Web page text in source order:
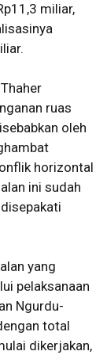
miliar,
ruas
oleh
horizontal
ini sudah
yang
pelaksanaan
Ngurdu-
total
dikerjakan,